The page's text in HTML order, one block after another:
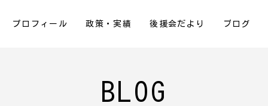
プロフィール 政策・実績 後援会だより ブログ
BLOG